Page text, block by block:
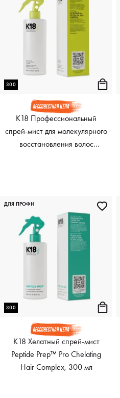
300
K18 Профессиональный
спрей-мист для молекулярного
восстановления волос
300
K18 Хелатный спрей-мист
Peptide Prep™ Pro Chelating
Hair Complex, 300 мл
ДЛЯ ПРОФИ